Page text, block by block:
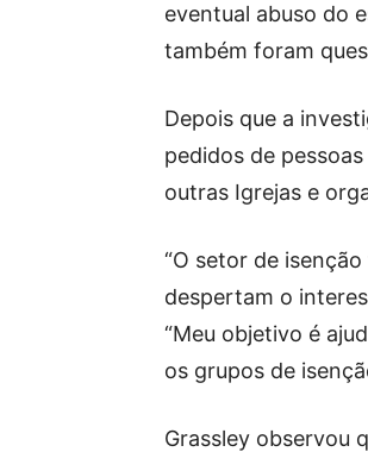
eventual abuso do
também foram
Depois que a
pedidos de
outras Igrejas e
“O setor de
despertam o
“Meu objetivo é
os grupos de
Grassley observou